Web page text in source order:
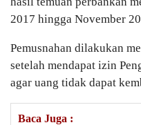
2017 hingga November
Pemusnahan dilakukan
setelah mendapat izin
agar uang tidak dapat
Baca Juga :